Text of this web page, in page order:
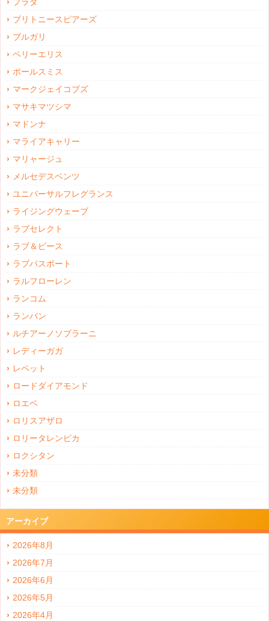
プラダ
ブリトニースピアーズ
ブルガリ
ペリーエリス
ポールスミス
マークジェイコブズ
マサキマツシマ
マドンナ
マライアキャリー
マリャージュ
メルセデスベンツ
ユニバーサルフレグランス
ライジングウェーブ
ラブセレクト
ラブ＆ピース
ラブパスポート
ラルフローレン
ランコム
ランバン
ルチアーノソプラーニ
レディーガガ
レペット
ロードダイアモンド
ロエベ
ロリスアザロ
ロリータレンピカ
ロクシタン
未分類
未分類
アーカイブ
2026年8月
2026年7月
2026年6月
2026年5月
2026年4月